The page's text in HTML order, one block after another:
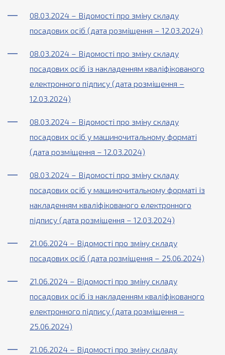
08.03.2024 – Відомості про зміну складу
посадових осіб (дата розміщення – 12.03.2024)
08.03.2024 – Відомості про зміну складу
посадових осіб із накладенням кваліфікованого
електронного підпису (дата розміщення –
12.03.2024)
08.03.2024 – Відомості про зміну складу
посадових осіб у машиночитальному форматі
(дата розміщення – 12.03.2024)
08.03.2024 – Відомості про зміну складу
посадових осіб у машиночитальному форматі із
накладенням кваліфікованого електронного
підпису (дата розміщення – 12.03.2024)
21.06.2024 – Відомості про зміну складу
посадових осіб (дата розміщення – 25.06.2024)
21.06.2024 – Відомості про зміну складу
посадових осіб із накладенням кваліфікованого
електронного підпису (дата розміщення –
25.06.2024)
21.06.2024 – Відомості про зміну складу